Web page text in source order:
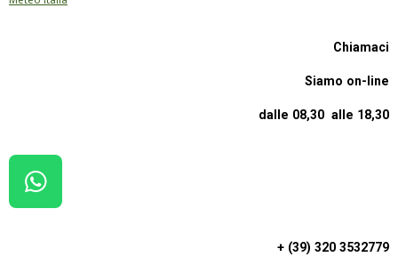
Chiamaci
Siamo on-line
dalle 08,30 alle 18,30
W
H
+ (39) 320 3532779